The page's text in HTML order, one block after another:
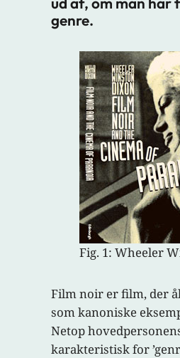
genre.
Fig. 1: Wheeler
Film noir er film, der
som kanoniske
Netop
karakteristisk for